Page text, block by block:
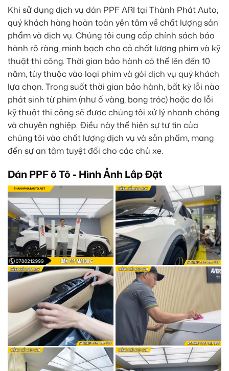
Khi sử dụng dịch vụ dán PPF ARI tại Thành Phát Auto,
quý khách hàng hoàn toàn yên tâm về chất lượng sản
phẩm và dịch vụ. Chúng tôi cung cấp chính sách bảo
hành rõ ràng, minh bạch cho cả chất lượng phim và kỹ
thuật thi công. Thời gian bảo hành có thể lên đến 10
năm, tùy thuộc vào loại phim và gói dịch vụ quý khách
lựa chọn. Trong suốt thời gian bảo hành, bất kỳ lỗi nào
phát sinh từ phim (như ố vàng, bong tróc) hoặc do lỗi
kỹ thuật thi công sẽ được chúng tôi xử lý nhanh chóng
và chuyên nghiệp. Điều này thể hiện sự tự tin của
chúng tôi vào chất lượng dịch vụ và sản phẩm, mang
đến sự an tâm tuyệt đối cho các chủ xe.
Dán PPF ô Tô - Hình Ảnh Lắp Đặt